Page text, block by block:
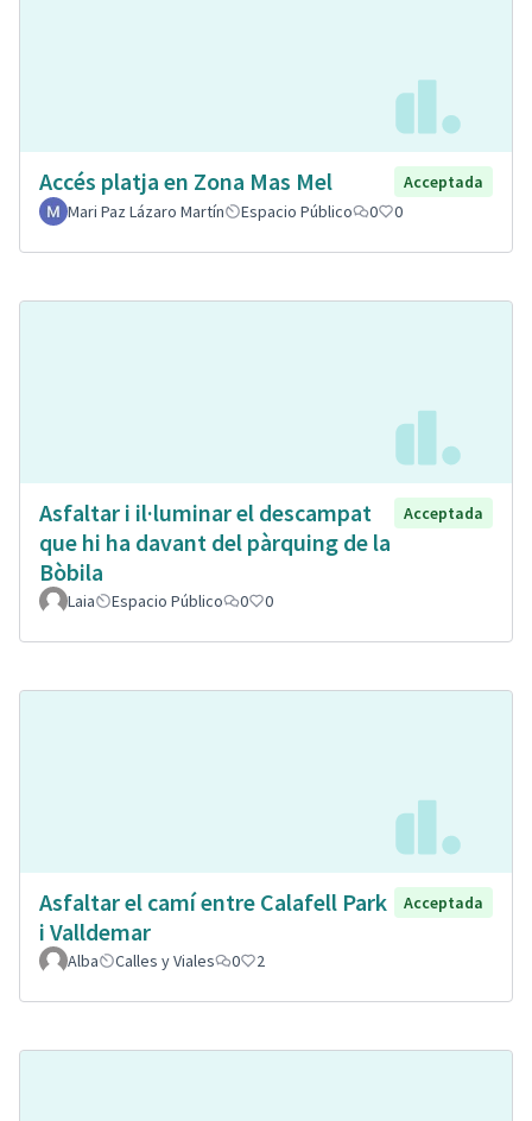
Accés platja en Zona Mas Mel
Acceptada
Mari Paz Lázaro Martín
Espacio Público 0 0
Asfaltar i il·luminar el descampat
que hi ha davant del pàrquing de la
Bòbila
Acceptada
Laia Espacio Público 0 0
Asfaltar el camí entre Calafell Park
i Valldemar
Acceptada
Alba Calles y Viales 0 2